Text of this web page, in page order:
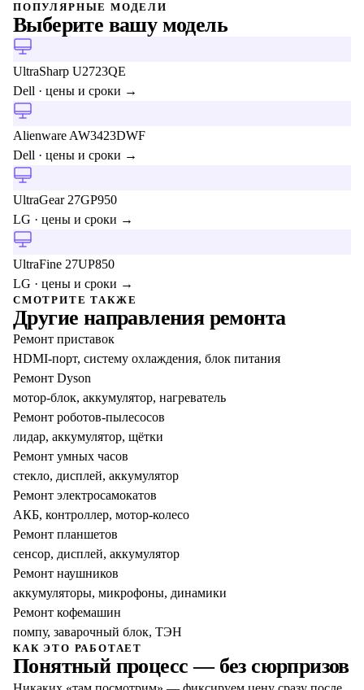
ПОПУЛЯРНЫЕ МОДЕЛИ
Выберите вашу модель
UltraSharp U2723QE
Dell · цены и сроки →
Alienware AW3423DWF
Dell · цены и сроки →
UltraGear 27GP950
LG · цены и сроки →
UltraFine 27UP850
LG · цены и сроки →
СМОТРИТЕ ТАКЖЕ
Другие направления ремонта
Ремонт приставок
HDMI-порт, систему охлаждения, блок питания
Ремонт Dyson
мотор-блок, аккумулятор, нагреватель
Ремонт роботов-пылесосов
лидар, аккумулятор, щётки
Ремонт умных часов
стекло, дисплей, аккумулятор
Ремонт электросамокатов
АКБ, контроллер, мотор-колесо
Ремонт планшетов
сенсор, дисплей, аккумулятор
Ремонт наушников
аккумуляторы, микрофоны, динамики
Ремонт кофемашин
помпу, заварочный блок, ТЭН
КАК ЭТО РАБОТАЕТ
Понятный процесс — без сюрпризов